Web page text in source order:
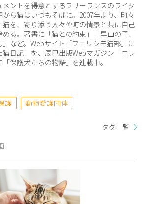
メントを得意とするフリーランスのライタ
から猫はいつもそばに。2007年より、町々
猫を、寄り添う人々や町の情景と共に自己
る。著書に「猫との約束」「里山の子、
」など。Webサイト「フェリシモ猫部」に
猫日記」を、辰巳出版Webマガジン「コレ
保護犬たちの物語」を連載中。
護 動物愛護団体
タグ一覧